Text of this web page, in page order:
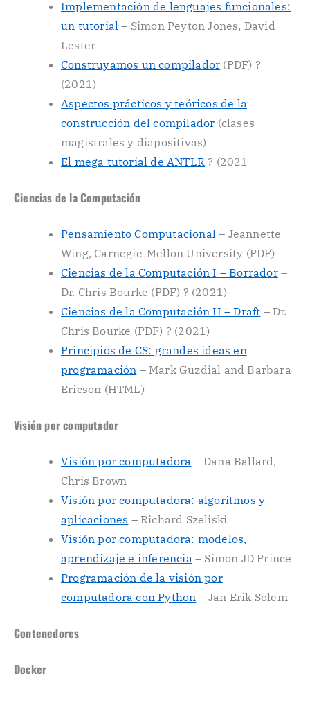
Implementación de lenguajes funcionales:
un tutorial – Simon Peyton Jones, David
Lester
Construyamos un compilador (PDF) ?
(2021)
Aspectos prácticos y teóricos de la
construcción del compilador (clases
magistrales y diapositivas)
El mega tutorial de ANTLR ? (2021
Ciencias de la Computación
Pensamiento Computacional – Jeannette
Wing, Carnegie-Mellon University (PDF)
Ciencias de la Computación I – Borrador–
Dr. Chris Bourke (PDF) ? (2021)
Ciencias de la Computación II – Draft – Dr.
Chris Bourke (PDF) ? (2021)
Principios de CS: grandes ideas en
programación – Mark Guzdial and Barbara
Ericson (HTML)
Visión por computador
Visión por computadora – Dana Ballard,
Chris Brown
Visión por computadora: algoritmos y
aplicaciones – Richard Szeliski
Visión por computadora: modelos,
aprendizaje e inferencia – Simon JD Prince
Programación de la visión por
computadora con Python – Jan Erik Solem
Contenedores
Docker